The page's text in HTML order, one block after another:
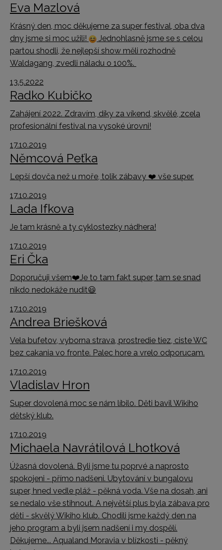
Eva Mazlová
Krásný den, moc děkujeme za super festival, oba dva
dny jsme si moc užili!
Jednohlasně jsme se s celou
partou shodli, že nejlepší show měli rozhodně
Waldagang, zvedli náladu o 100%.
13.5.2022
Radko Kubičko
Zahájení 2022. Zdravím, díky za víkend, skvělé, zcela
profesionální festival na vysoké úrovni!
17.10.2019
Němcová Peťka
Lepší dovča než u moře, tolik zábavy ❤️ vše super.
17.10.2019
Lada Ifkova
Je tam krásně a ty cyklostezky nádhera!
17.10.2019
Eri Čka
Doporučuji všem❤️Je to tam fakt super, tam se snad
nikdo nedokáže nudit😃
17.10.2019
Andrea Briešková
Vela bufetov, vyborna strava, prostredie tiez, ciste WC
bez cakania vo fronte. Palec hore a vrelo odporucam.
17.10.2019
Vladislav Hron
Super dovolená moc se nám líbilo. Děti bavil Wikiho
dětský klub.
17.10.2019
Michaela Navrátilová Lhotková
Úžasná dovolená. Byli jsme tu poprvé a naprosto
spokojeni - přímo nadšeni. Ubytování v bungalovu
super, hned vedle pláž - pěkná voda. Vše na dosah, ani
se nedalo vše stihnout. A největší plus byla zábava pro
děti - skvělý Wikiho klub. Chodili jsme každý den na
jeho program a byli jsem nadšení i my dospělí.
Děkujeme... Aqualand Moravia v blízkosti - pěkný